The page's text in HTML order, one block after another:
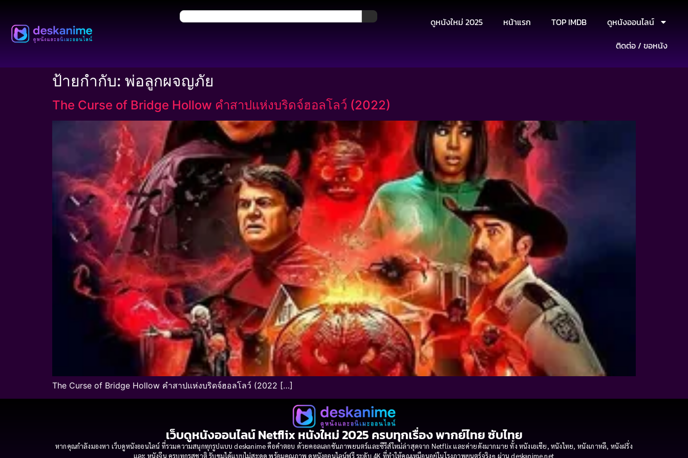
ดูหนังใหม่ 2025 หน้าแรก TOP IMDB
ดูหนังออนไลน์
ติดต่อ / ขอหนัง
ป้ายกำกับ: พ่อลูกผจญภัย
The Curse of Bridge Hollow คำสาปแห่งบริดจ์ฮอลโลว์ (2022)
The Curse of Bridge Hollow คำสาปแห่งบริดจ์ฮอลโลว์ (2022 […]
เว็บดูหนังออนไลน์ Netflix หนังใหม่ 2025 ครบทุกเรื่อง พากย์ไทย ซับไทย
หากคุณกำลังมองหา เว็บดูหนังออนไลน์ ที่รวมความสนุกทุกรูปแบบ deskanime คือคำตอบ ด้วยคอลเลกชันภาพยนตร์และซีรีส์ใหม่ล่าสุดจาก Netflix และค่ายดังมากมาย ทั้ง หนังเอเชีย, หนังไทย, หนังเกาหลี, หนังฝรั่ง
และ หนังจีน ครบทุกรสชาติ รับชมได้แบบไม่สะดุด พร้อมคุณภาพ ดูหนังออนไลน์ฟรี ระดับ 4K ที่ทำให้คุณเหมือนอยู่ในโรงภาพยนตร์จริงๆ ผ่าน deskanime.net